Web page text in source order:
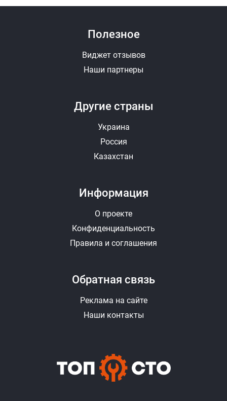
Другие страны
Украина
Россия
Казахстан
Полезное
Виджет отзывов
Наши партнеры
Информация
О проекте
Конфиденциальность
Правила и соглашения
Обратная связь
Реклама на сайте
Наши контакты